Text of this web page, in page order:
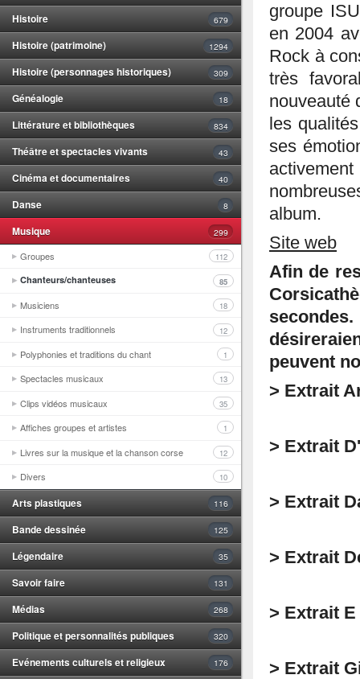
Histoire 679
Histoire (patrimoine) 1294
Histoire (personnages historiques) 309
Généalogie 18
Littérature et bibliothèques 834
Théâtre et spectacles vivants 43
Cinéma et documentaires 40
Danse 8
Musique 299
Groupes 112
Chanteurs/chanteuses 85
Musiciens 18
Instruments traditionnels 12
Polyphonies et traditions du chant 1
Spectacles musicaux 13
Clips vidéos musicaux 35
Affiches groupes et artistes 1
Livres sur la musique et la chanson corse 12
Divers 10
Arts plastiques 116
Bande dessinée 125
Légendaire 35
Savoir faire 131
Médias 268
Politique et personnalités publiques 320
Evénements culturels et religieux 176
groupe
en 2004
Rock à
très
nouveauté
les
ses
album.
Site web
Afin de
peuvent
> Extrait
> Extrait
> Extrait
> Extrait
> Extrait
> Extrait